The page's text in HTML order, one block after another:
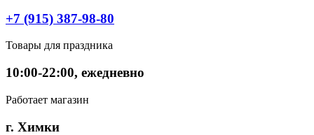
+7 (915) 387-98-80
Товары для праздника
10:00-22:00, ежедневно
Работает магазин
г. Химки